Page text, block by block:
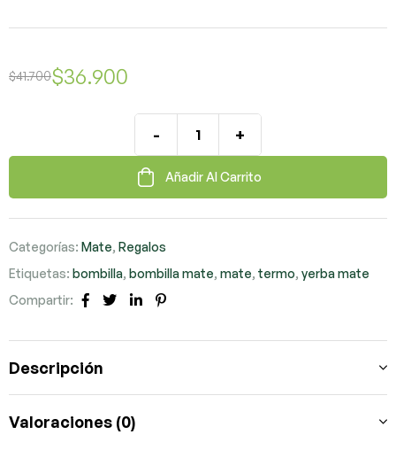
$41.700$36.900
- +
Añadir Al Carrito
Categorías: Mate, Regalos
Etiquetas: bombilla, bombilla mate, mate, termo, yerba mate
Compartir:
Facebook
TwitterLinkedIn
Descripción
Valoraciones (0)